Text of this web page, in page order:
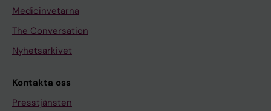
Medicinvetarna
The Conversation
Nyhetsarkivet
Kontakta oss
Presstjänsten